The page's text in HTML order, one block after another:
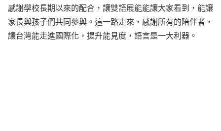
感謝學校長期以來的配合，讓雙語展能能讓大家看到，能讓
家長與孩子們共同參與。這一路走來，感謝所有的陪伴者，
讓台灣能走進國際化，提升能見度，語言是一大利器。